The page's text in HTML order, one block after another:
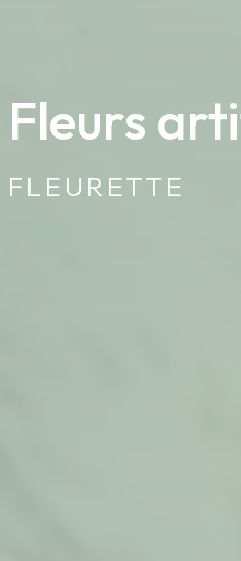
Fleurs
FLEURETTE